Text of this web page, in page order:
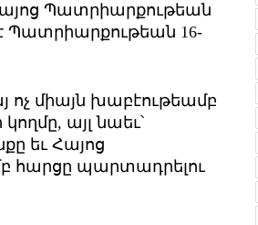
Պատրիարքութեան
Պատրիարքութեան 16-
ոչ միայն խաբէութեամբ
այլ նաեւ՝
եւ Հայոց
հարցը պարտադրելու